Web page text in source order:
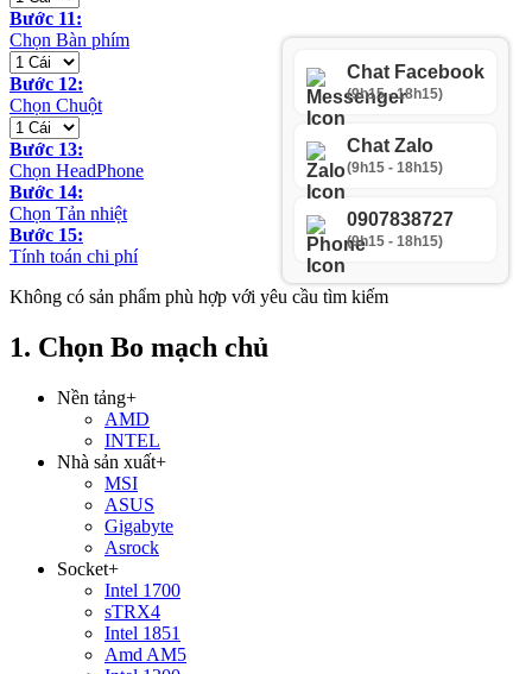
Bước 11:
Chọn Bàn phím
Bước 12:
Chọn Chuột
Bước 13:
Chọn HeadPhone
Bước 14:
Chọn Tản nhiệt
Bước 15:
Tính toán chi phí
Không có sản phẩm phù hợp với yêu cầu tìm kiếm
1. Chọn Bo mạch chủ
Nền tảng+
AMD
INTEL
Nhà sản xuất+
MSI
ASUS
Gigabyte
Asrock
Socket+
Intel 1700
sTRX4
Intel 1851
Amd AM5
Chat Facebook
(9h15 - 18h15)
Chat Zalo
(9h15 - 18h15)
0907838727
(9h15 - 18h15)